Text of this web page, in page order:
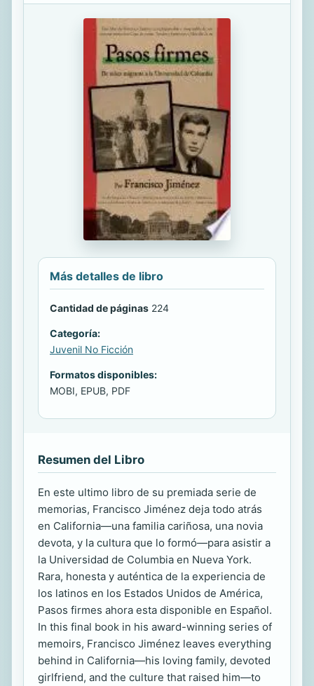
Más detalles de libro
Cantidad de páginas 224
Categoría:
Juvenil No Ficción
Formatos disponibles:
MOBI, EPUB, PDF
Resumen del Libro
En este ultimo libro de su premiada serie de
memorias, Francisco Jiménez deja todo atrás
en California—una familia cariñosa, una novia
devota, y la cultura que lo formó—para asistir a
la Universidad de Columbia en Nueva York.
Rara, honesta y auténtica de la experiencia de
los latinos en los Estados Unidos de América,
Pasos firmes ahora esta disponible en Español.
In this final book in his award-winning series of
memoirs, Francisco Jiménez leaves everything
behind in California—his loving family, devoted
girlfriend, and the culture that raised him—to